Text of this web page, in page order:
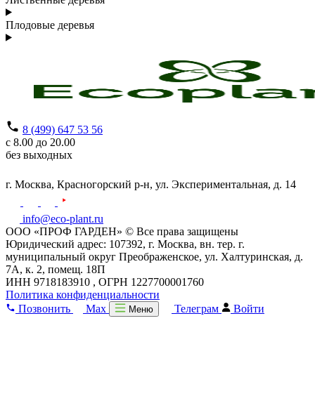
Плодовые деревья
8 (499) 647 53 56
с 8.00 до 20.00
без выходных
г. Москва, Красногорский р-н, ул. Экспериментальная, д. 14
info@eco-plant.ru
ООО «ПРОФ ГАРДЕН» © Все права защищены
Юридический адрес: 107392, г. Москва, вн. тер. г.
муниципальный округ Преображенское, ул. Халтуринская, д.
7А, к. 2, помещ. 18П
ИНН 9718183910 , ОГРН 1227700001760
Политика конфиденциальности
Позвонить
Max Меню Телеграм Войти